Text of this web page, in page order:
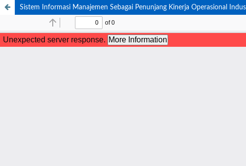
Sistem Informasi Manajemen Sebagai Penunjang Kinerja Operasional